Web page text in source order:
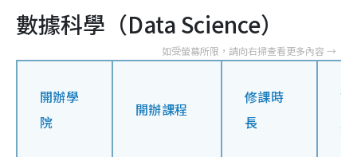
數據科學（Data Science）
開辦學
院
開辦課程
修課時
長
證
用